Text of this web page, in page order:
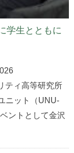
学生とともに
ティ高等研究所
ニット（UNU-
ントとして金沢